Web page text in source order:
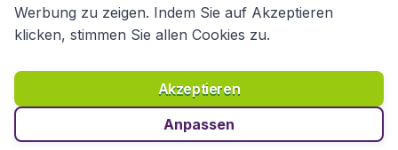
Richtlinien und Bedingungen
Haftungsausschluss
Datenschutzerklärung
Cookies Copyright © 2026
Werbung zu zeigen. Indem Sie auf Akzeptieren
klicken, stimmen Sie allen Cookies zu.
Akzeptieren
Anpassen